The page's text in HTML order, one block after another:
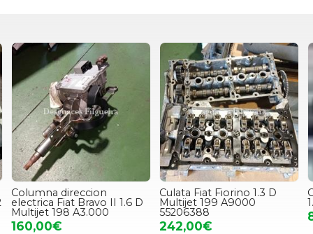
Culata Fiat Fiorino 1.3 D
Multijet 199 A9000
55206388
242,00€
Culata Fiat Punto Punto II
1.2 188 A4000
80,00€